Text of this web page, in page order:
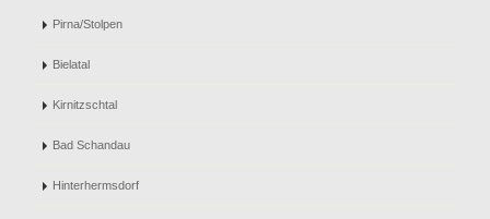
Pirna/Stolpen
Bielatal
Kirnitzschtal
Bad Schandau
Hinterhermsdorf